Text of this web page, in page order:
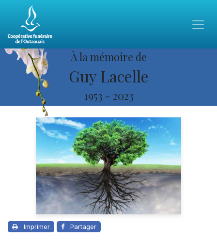
À la mémoire de
Guy Lacelle
1953 - 2023
Imprimer Partager